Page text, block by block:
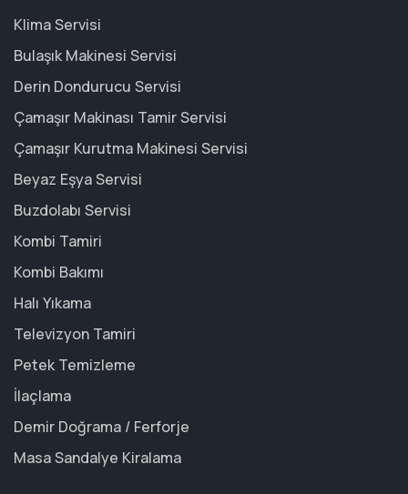
Klima Servisi
Bulaşık Makinesi Servisi
Derin Dondurucu Servisi
Çamaşır Makinası Tamir Servisi
Çamaşır Kurutma Makinesi Servisi
Beyaz Eşya Servisi
Buzdolabı Servisi
Kombi Tamiri
Kombi Bakımı
Halı Yıkama
Televizyon Tamiri
Petek Temizleme
İlaçlama
Demir Doğrama / Ferforje
Masa Sandalye Kiralama